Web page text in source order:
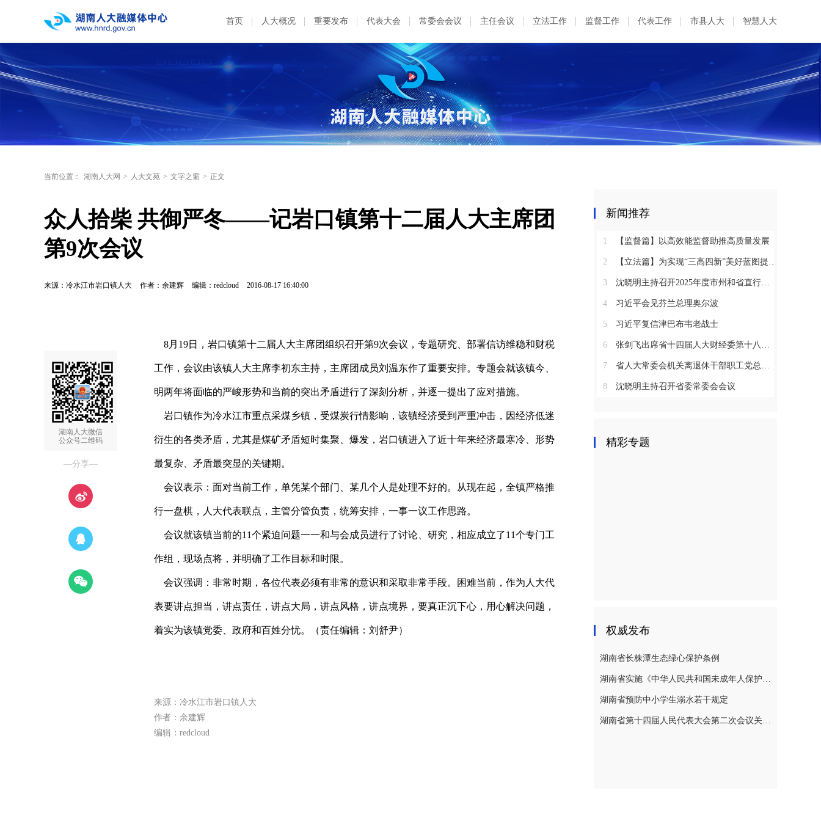
首页 人大概况 重要发布 代表大会 常委会会议 主任会议 立法工作 监督工作 代表工作 市县人大 智慧人大
当前位置： 湖南人大网 > 人大文苑 > 文字之窗 > 正文
众人拾柴 共御严冬——记岩口镇第十二届人大主席团
第9次会议
来源：冷水江市岩口镇人大 作者：余建辉 编辑：redcloud 2016-08-17 16:40:00
湖南人大微信
公众号二维码
—分享—
8月19日，岩口镇第十二届人大主席团组织召开第9次会议，专题研究、部署信访维稳和财税
工作，会议由该镇人大主席李初东主持，主席团成员刘温东作了重要安排。专题会就该镇今、
明两年将面临的严峻形势和当前的突出矛盾进行了深刻分析，并逐一提出了应对措施。
岩口镇作为冷水江市重点采煤乡镇，受煤炭行情影响，该镇经济受到严重冲击，因经济低迷
衍生的各类矛盾，尤其是煤矿矛盾短时集聚、爆发，岩口镇进入了近十年来经济最寒冷、形势
最复杂、矛盾最突显的关键期。
会议表示：面对当前工作，单凭某个部门、某几个人是处理不好的。从现在起，全镇严格推
行一盘棋，人大代表联点，主管分管负责，统筹安排，一事一议工作思路。
会议就该镇当前的11个紧迫问题一一和与会成员进行了讨论、研究，相应成立了11个专门工
作组，现场点将，并明确了工作目标和时限。
会议强调：非常时期，各位代表必须有非常的意识和采取非常手段。困难当前，作为人大代
表要讲点担当，讲点责任，讲点大局，讲点风格，讲点境界，要真正沉下心，用心解决问题，
着实为该镇党委、政府和百姓分忧。（责任编辑：刘舒尹）
来源：冷水江市岩口镇人大
作者：余建辉
编辑：redcloud
新闻推荐
1 【监督篇】以高效能监督助推高质量发展
2 【立法篇】为实现“三高四新”美好蓝图提供坚实法治保障
3 沈晓明主持召开2025年度市州和省直行业系统党（工）委书记抓基层党建工作述职评议会议
4 习近平会见芬兰总理奥尔波
5 习近平复信津巴布韦老战士
6 张剑飞出席省十四届人大财经委第十八次全体会议
7 省人大常委会机关离退休干部职工党总支召开2025年度总结表彰大会
8 沈晓明主持召开省委常委会会议
精彩专题
权威发布
湖南省长株潭生态绿心保护条例
湖南省实施《中华人民共和国未成年人保护法》若干规定
湖南省预防中小学生溺水若干规定
湖南省第十四届人民代表大会第二次会议关于湖南省人民代表大会常务委员会工作报告的决议